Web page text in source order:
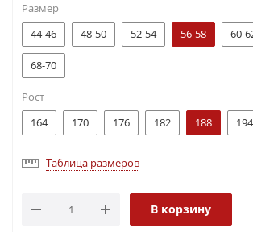
Размер
44-46
48-50 52-54 56-58 60-
68-70
Рост
164
170 176 182 188 194
Таблица размеров
В корзину